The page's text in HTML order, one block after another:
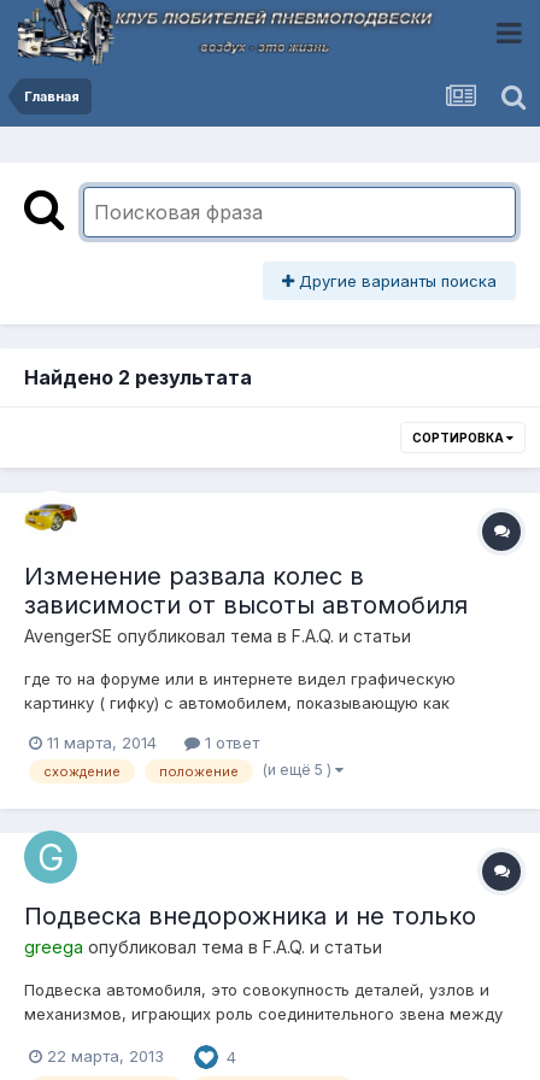
Главная
Другие варианты поиска
Найдено 2 результата
СОРТИРОВКА
Изменение развала колес в
зависимости от высоты автомобиля
AvengerSE опубликовал тема в F.A.Q. и статьи
где то на форуме или в интернете видел графическую
картинку ( гифку) с автомобилем, показывающую как
автомобиля. Т.е. при занижении колеса сходятся вверху и
стремяся к кузову, при средней высоте колеса становятся
11 марта, 2014 1 ответ
схождение положение (и ещё 5 )
Подвеска внедорожника и не только
greega опубликовал тема в F.A.Q. и статьи
Подвеска автомобиля, это совокупность деталей, узлов и
механизмов, играющих роль соединительного звена между
функции подвески Основные функции выполняющиеся
22 марта, 2013 4